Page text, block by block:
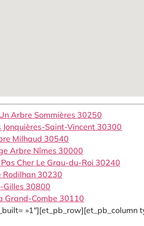
Arbre Sommières 30250
Saint-Vincent 30300
Milhaud 30540
Arbre Nîmes 30000
Cher Le Grau-du-Roi 30240
30230
Gilles 30800
Grand-Combe 30110
»1″][et_pb_row][et_pb_column